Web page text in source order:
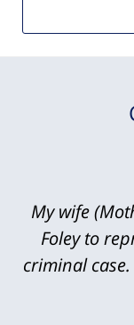
My wife
Foley to
criminal